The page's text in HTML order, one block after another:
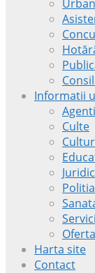
Informatii
Culte
Juridic
Politia
Harta site
Contact